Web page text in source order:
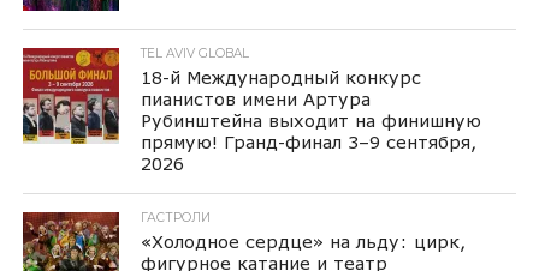
TEL AVIV GLOBAL
18-й Международный конкурс
пианистов имени Артура
Рубинштейна выходит на финишную
прямую! Гранд-финал 3–9 сентября,
2026
ГАСТРОЛИ
«Холодное сердце» на льду: цирк,
фигурное катание и театр